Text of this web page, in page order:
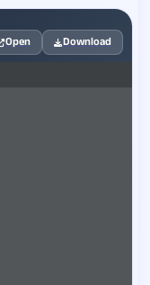
Open Download